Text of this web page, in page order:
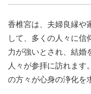
香椎宮は、夫婦良縁や
して、多くの人々に信
力が強いとされ、結婚
人々が参拝に訪れます
の方々が心身の浄化を